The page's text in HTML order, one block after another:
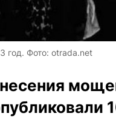
год. Фото: otrada.net